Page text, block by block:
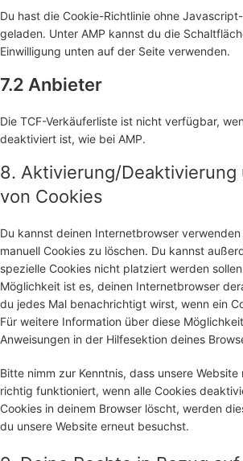
Du hast die Cookie-Richtlinie ohne
geladen. Unter AMP kannst du die
Einwilligung unten auf der Seite verwenden.
7.2 Anbieter
Die TCF-Verkäuferliste ist nicht verfügbar,
deaktiviert ist, wie bei AMP.
8. Aktivierung/Deaktivierung
von Cookies
Du kannst deinen Internetbrowser
manuell Cookies zu löschen. Du kannst
spezielle Cookies nicht platziert werden
Möglichkeit ist es, deinen Internetbrowser
du jedes Mal benachrichtigt wirst, wenn ein
Für weitere Information über diese
Anweisungen in der Hilfesektion deines
Bitte nimm zur Kenntnis, dass unsere
richtig funktioniert, wenn alle Cookies
Cookies in deinem Browser löscht, werden
du unsere Website erneut besuchst.